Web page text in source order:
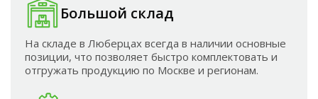
Большой склад
На складе в Люберцах всегда в наличии основные
позиции, что позволяет быстро комплектовать и
отгружать продукцию по Москве и регионам.